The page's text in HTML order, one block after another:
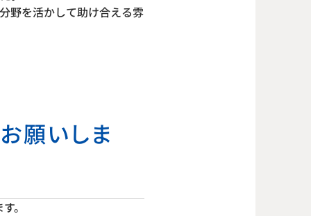
野を活かして助け合える雰
願いしま
。